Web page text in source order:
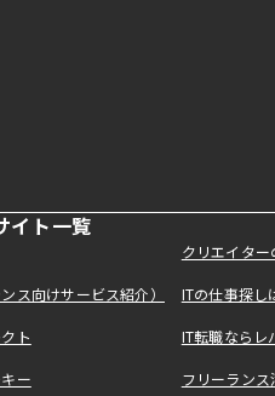
イト一覧
クリエイタ
ス向けサービス紹介） ITの仕事探
ト IT転職なら
ー フリーラン